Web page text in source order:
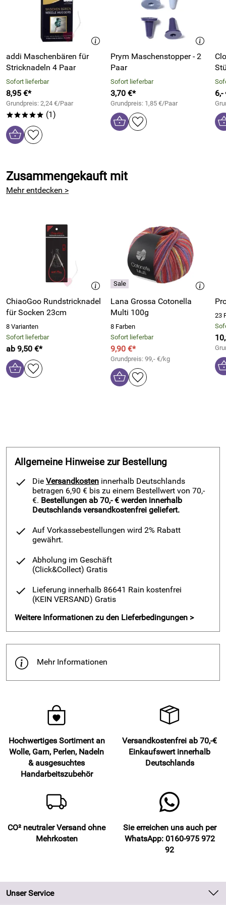
addi Maschenbären für
Stricknadeln 4 Paar
Sofort lieferbar
8,95 €*
Grundpreis: 2,24 €/Paar
***** (1)
Prym Maschenstopper - 2
Paar
Sofort lieferbar
3,70 €*
Grundpreis: 1,85 €/Paar
6,-
Zusammengekauft mit
Mehr entdecken >
ChiaoGoo Rundstricknadel
für Socken 23cm
8 Varianten
Sofort lieferbar
ab 9,50 €*
Lana Grossa Cotonella
Multi 100g
8 Farben
Sofort lieferbar
9,90 €*
Grundpreis: 99,- €/kg
23
Allgemeine Hinweise zur Bestellung
Die Versandkosten innerhalb Deutschlands
betragen 6,90 € bis zu einem Bestellwert von 70,-
€. Bestellungen ab 70,- € werden innerhalb
Deutschlands versandkostenfrei geliefert.
Auf Vorkassebestellungen wird 2% Rabatt
gewährt.
Abholung im Geschäft
(Click&Collect) Gratis
Lieferung innerhalb 86641 Rain kostenfrei
(KEIN VERSAND) Gratis
Weitere Informationen zu den Lieferbedingungen >
Mehr Informationen
Hochwertiges Sortiment an
Wolle, Garn, Perlen, Nadeln
& ausgesuchtes
Handarbeitszubehör
Versandkostenfrei ab 70,-€
Einkaufswert innerhalb
Deutschlands
CO² neutraler Versand ohne
Mehrkosten
Sie erreichen uns auch per
WhatsApp: 0160-975 972
92
Unser Service